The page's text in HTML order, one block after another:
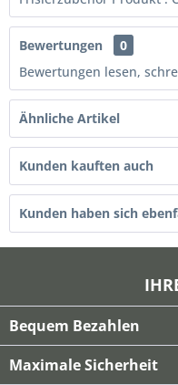
Bewertungen
0
Bewertungen lesen,
Ähnliche Artikel
Kunden kauften auch
Kunden haben sich
Bequem Bezahlen
Maximale Sicherheit